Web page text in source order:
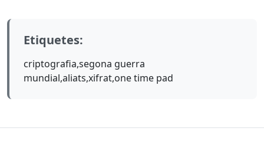
Etiquetes:
criptografia,segona guerra
mundial,aliats,xifrat,one time pad